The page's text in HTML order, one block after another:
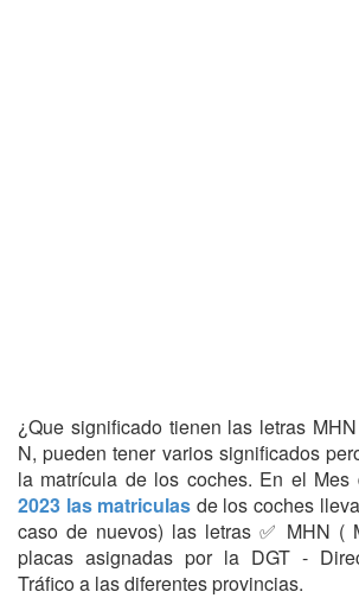
¿Que significado tienen las letras
N, pueden tener varios significados
la matrícula de los coches. En el Mes
2023 las matriculas de los coches
caso de nuevos) las letras ✅ MHN (
placas asignadas por la DGT -
Tráfico a las diferentes provincias.